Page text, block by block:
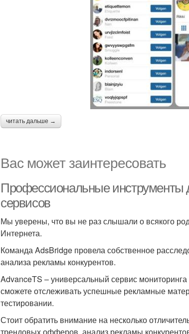
читать дальше →
Вас может заинтересовать
Профессиональные инструменты
сервисов
Мы уверены, что вы не раз слышали о всякого
Интернета.
Команда AdsBridge провела собственное
анализа рекламы конкурентов.
AdvanceTS – универсальный сервис
сможете отслеживать успешные рекламные
тестировании.
Стоит обратить внимание на несколько